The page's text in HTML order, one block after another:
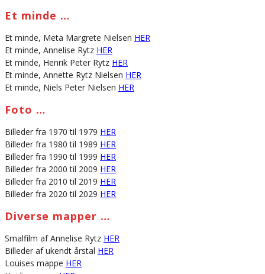
Et minde …
Et minde, Meta Margrete Nielsen HER
Et minde, Annelise Rytz HER
Et minde, Henrik Peter Rytz HER
Et minde, Annette Rytz Nielsen HER
Et minde, Niels Peter Nielsen HER
Foto …
Billeder fra 1970 til 1979 HER
Billeder fra 1980 til 1989 HER
Billeder fra 1990 til 1999 HER
Billeder fra 2000 til 2009 HER
Billeder fra 2010 til 2019 HER
Billeder fra 2020 til 2029 HER
Diverse mapper …
Smalfilm af Annelise Rytz HER
Billeder af ukendt årstal HER
Louises mappe HER